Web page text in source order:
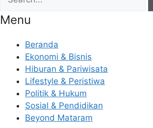
Menu
Beranda
Ekonomi & Bisnis
Hiburan & Pariwisata
Lifestyle & Peristiwa
Politik & Hukum
Sosial & Pendidikan
Beyond Mataram